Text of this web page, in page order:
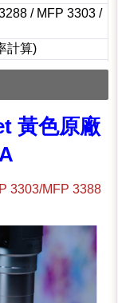
/ MFP 3303 /
計算)
黃色原廠
3303/MFP 3388